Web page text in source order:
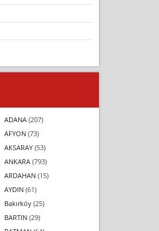
ADANA(207)
AFYON(73)
AKSARAY(53)
ANKARA(793)
ARDAHAN(15)
AYDIN(61)
Bakırköy(25)
BARTIN(29)